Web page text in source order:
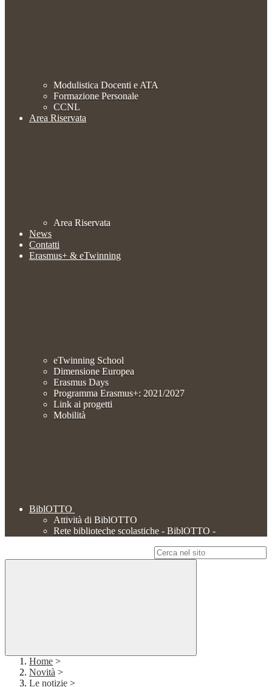
Modulistica Docenti e ATA
Formazione Personale
CCNL
Area Riservata
Area Riservata
News
Contatti
Erasmus+ & eTwinning
eTwinning School
Dimensione Europea
Erasmus Days
Programma Erasmus+: 2021/2027
Link ai progetti
Mobilità
BiblOTTO
Attività di BiblOTTO
Rete biblioteche scolastiche - BiblOTTO -
Home >
Novità >
Le notizie >